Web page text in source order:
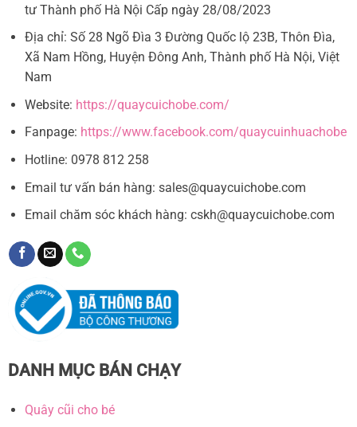
tư Thành phố Hà Nội Cấp ngày 28/08/2023
Địa chỉ: Số 28 Ngõ Đìa 3 Đường Quốc lộ 23B, Thôn Đìa,
Xã Nam Hồng, Huyện Đông Anh, Thành phố Hà Nội, Việt
Nam
Website: https://quaycuichobe.com/
Fanpage: https://www.facebook.com/quaycuinhuachobe
Hotline: 0978 812 258
Email tư vấn bán hàng: sales@quaycuichobe.com
Email chăm sóc khách hàng: cskh@quaycuichobe.com
DANH MỤC BÁN CHẠY
Quây cũi cho bé